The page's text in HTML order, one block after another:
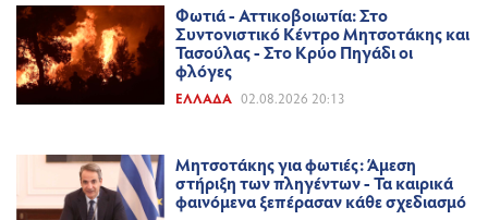
Φωτιά - Αττικοβοιωτία: Στο
Συντονιστικό Κέντρο Μητσοτάκης και
Τασούλας - Στο Κρύο Πηγάδι οι
φλόγες
ΕΛΛΆΔΑ 02.08.2026 20:13
Μητσοτάκης για φωτιές: Άμεση
στήριξη των πληγέντων - Τα καιρικά
φαινόμενα ξεπέρασαν κάθε σχεδιασμό